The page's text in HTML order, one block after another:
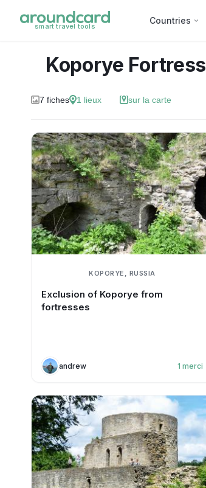
smart travel tools
Countries
Koporye Fortress
7 fiches 1 lieux sur la carte
KOPORYE, RUSSIA
Exclusion of Koporye from
fortresses
andrew 1 merci